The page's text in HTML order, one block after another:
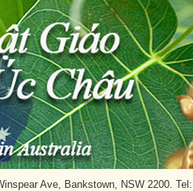
Ave, Bankstown, NSW 2200. Tel: +